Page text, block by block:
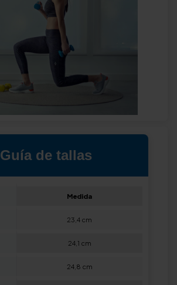
Guía de tallas
Medida
23,4 cm
24,1 cm
24,8 cm